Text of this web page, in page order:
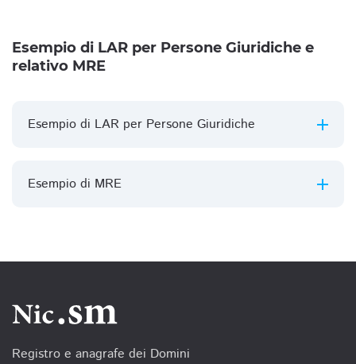
Esempio di LAR per Persone Giuridiche e
relativo MRE
Esempio di LAR per Persone Giuridiche
Esempio di MRE
Registro e anagrafe dei Domini